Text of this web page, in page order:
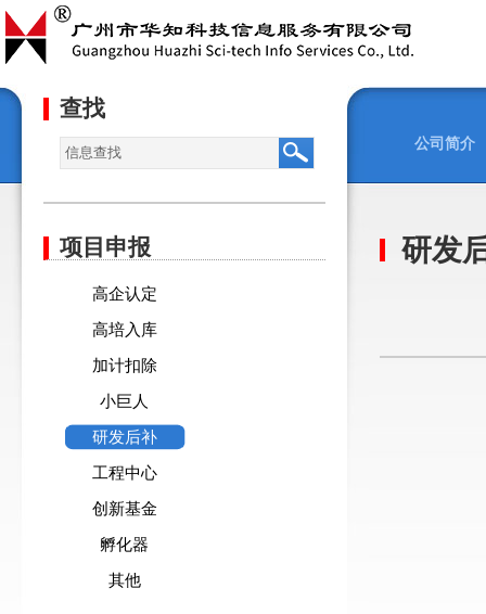
查找
项目申报
高企认定
高培入库
加计扣除
小巨人
研发后补
工程中心
创新基金
孵化器
其他
公司简介
研发